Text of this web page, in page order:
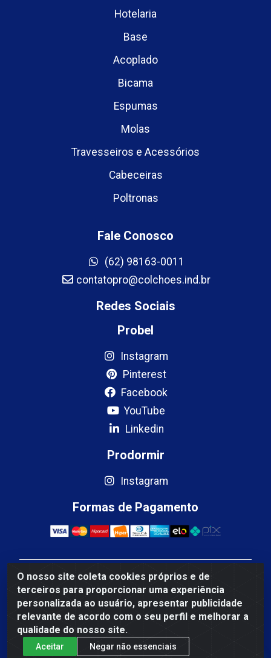
O nosso site coleta cookies próprios e de
terceiros para proporcionar uma experiência
personalizada ao usuário, apresentar publicidade
relevante de acordo com o seu perfil e melhorar a
qualidade do nosso site.
Aceitar Negar não essenciais
Hotelaria
Base
Acoplado
Bicama
Espumas
Molas
Travesseiros e Acessórios
Cabeceiras
Poltronas
Fale Conosco
(62) 98163-0011
contatopro@colchoes.ind.br
Redes Sociais
Probel
Instagram
Pinterest
Facebook
YouTube
Linkedin
Prodormir
Instagram
Formas de Pagamento
Mercosul Espumas Industriais LTDA - Rua 13, SN,
Quadra009 Lote 0007 - Polo Empresarial Goias - Etapa
IV - Aparecida de Goiânia/GO - CEP 74.985-113 - CNPJ
10.755.005/0001-88